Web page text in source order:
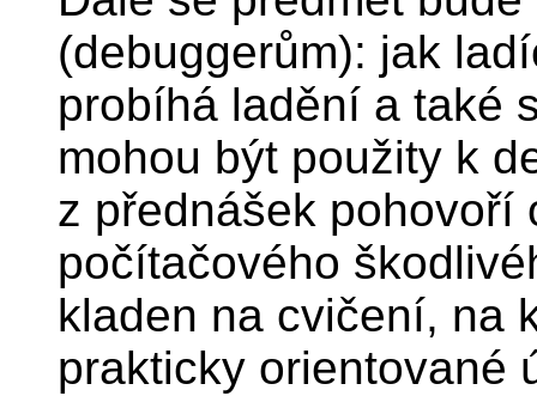
(debuggerům): jak
probíhá ladění a také
mohou být použity k
z přednášek pohovoří
počítačového
kladen na cvičení, na
prakticky orientované